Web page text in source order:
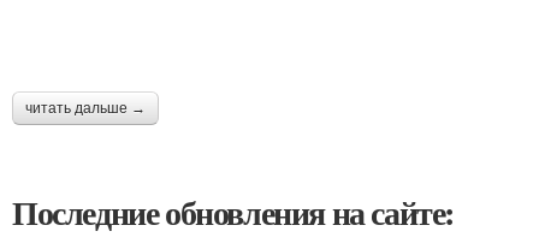
читать дальше →
Последние обновления на сайте: